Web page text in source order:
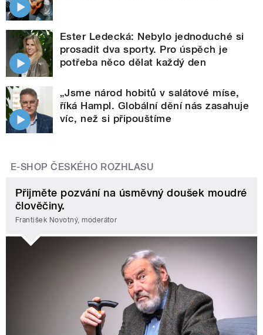
Ester Ledecká: Nebylo jednoduché si
prosadit dva sporty. Pro úspěch je
potřeba něco dělat každý den
„Jsme národ hobitů v salátové míse,
říká Hampl. Globální dění nás zasahuje
víc, než si připouštíme
E-SHOP ČESKÉHO ROZHLASU
Přijměte pozvání na úsměvný doušek moudré
člověčiny.
František Novotný, moderátor